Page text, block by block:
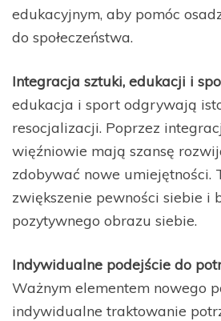
edukacyjnym, aby pomóc
do społeczeństwa.
Integracja sztuki, edukacji i
edukacja i sport odgrywają
resocjalizacji. Poprzez
więźniowie mają szansę
zdobywać nowe umiejętności.
zwiększenie pewności siebie i
pozytywnego obrazu siebie.
Indywidualne podejście do
Ważnym elementem nowego
indywidualne traktowanie